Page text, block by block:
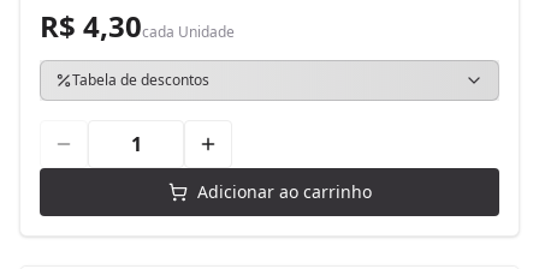
R$ 4,30cada Unidade
Tabela de descontos
Adicionar ao carrinho